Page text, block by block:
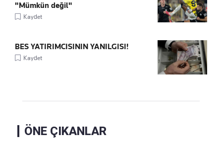
"Mümkün değil"
Kaydet
BES YATIRIMCISININ YANILGISI!
Kaydet
ÖNE ÇIKANLAR